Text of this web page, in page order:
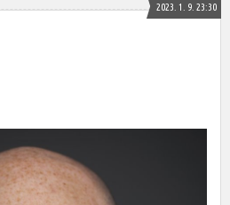
2023. 1. 9. 23:30